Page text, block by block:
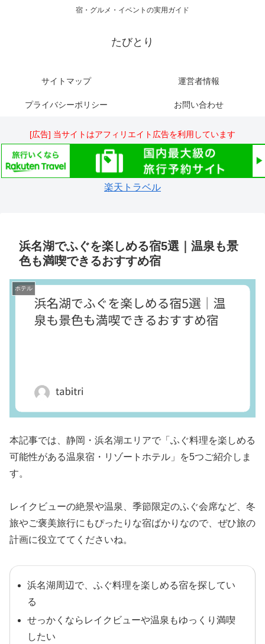
宿・グルメ・イベントの実用ガイド
たびとり
サイトマップ 運営者情報
プライバシーポリシー お問い合わせ
[広告] 当サイトはアフィリエイト広告を利用しています
楽天トラベル
浜名湖でふぐを楽しめる宿5選｜温泉も景
色も満喫できるおすすめ宿
ホテル
本記事では、静岡・浜名湖エリアで「ふぐ料理を楽しめる
可能性がある温泉宿・リゾートホテル」を5つご紹介しま
す。
レイクビューの絶景や温泉、季節限定のふぐ会席など、冬
旅やご褒美旅行にもぴったりな宿ばかりなので、ぜひ旅の
計画に役立ててくださいね。
浜名湖周辺で、ふぐ料理を楽しめる宿を探してい
る
せっかくならレイクビューや温泉もゆっくり満喫
したい